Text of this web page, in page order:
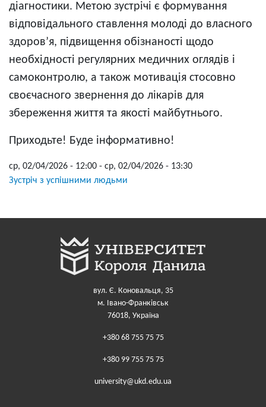
діагностики. Метою зустрічі є формування
відповідального ставлення молоді до власного
здоров’я, підвищення обізнаності щодо
необхідності регулярних медичних оглядів і
самоконтролю, а також мотивація стосовно
своєчасного звернення до лікарів для
збереження життя та якості майбутнього.
Приходьте! Буде інформативно!
ср, 02/04/2026 - 12:00 - ср, 02/04/2026 - 13:30
Зустріч з успішними людьми
вул. Є. Коновальця, 35
м. Івано-Франківськ
76018, Україна
+380 68 755 75 75
+380 99 755 75 75
university@ukd.edu.ua